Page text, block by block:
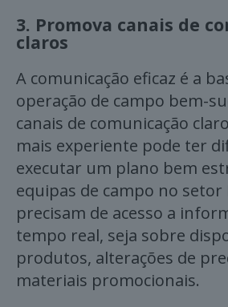
3. Promova canais de
claros
A comunicação eficaz é a
operação de campo bem-
canais de comunicação
mais experiente pode ter
executar um plano bem
equipas de campo no setor
precisam de acesso a
tempo real, seja sobre
produtos, alterações de
materiais promocionais.